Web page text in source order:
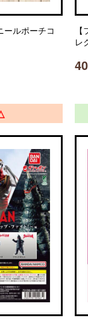
ールポーチコ
レ